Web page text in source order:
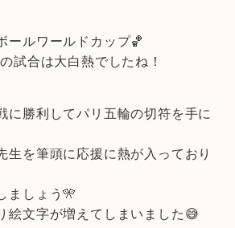
ールワールドカップ🏀
試合は大白熱でしたね！
に勝利してパリ五輪の切符を手に
生を筆頭に応援に熱が入っており
ましょう🎌
絵文字が増えてしまいました😅